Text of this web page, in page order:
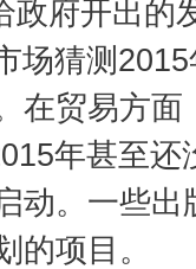
政府开出的
场猜测
在贸易方
年甚至
动。一些
的项目。